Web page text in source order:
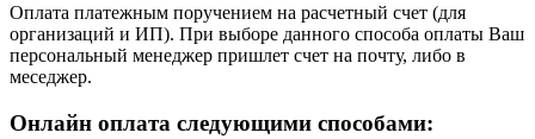
Оплата платежным поручением на расчетный счет (для
организаций и ИП). При выборе данного способа оплаты Ваш
персональный менеджер пришлет счет на почту, либо в
меседжер.
Онлайн оплата следующими способами: